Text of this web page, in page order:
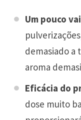
Um pouco
demasiado a
aroma
Eficácia do
dose muito